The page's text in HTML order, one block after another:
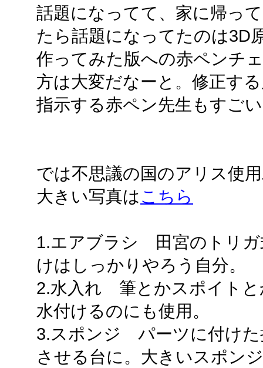
話題になってて、家に帰っ
たら話題になってたのは3D
作ってみた版への赤ペンチ
方は大変だなーと。修正す
指示する赤ペン先生もすご
では不思議の国のアリス使
大きい写真はこちら
1.エアブラシ 田宮のトリガ
けはしっかりやろう自分。
2.水入れ 筆とかスポイトと
水付けるのにも使用。
3.スポンジ パーツに付けた
させる台に。大きいスポン